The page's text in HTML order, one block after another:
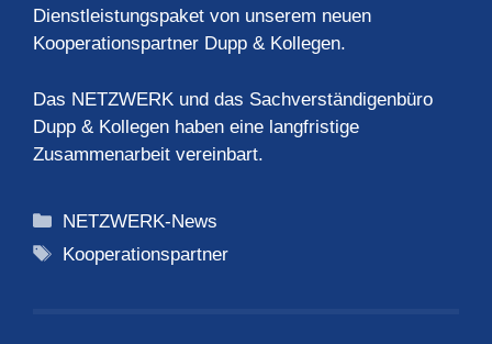
Dienstleistungspaket von unserem neuen
Kooperationspartner Dupp & Kollegen.
Das NETZWERK und das Sachverständigenbüro
Dupp & Kollegen haben eine langfristige
Zusammenarbeit vereinbart.
Kategorien
NETZWERK-News
Schlagwörter
Kooperationspartner